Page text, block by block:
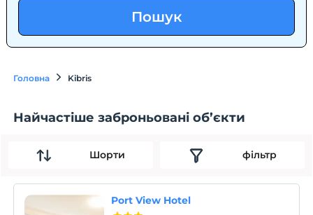
Пошук
Головна Kibris
Найчастіше заброньовані об’єкти
Шорти фільтр
Port View Hotel